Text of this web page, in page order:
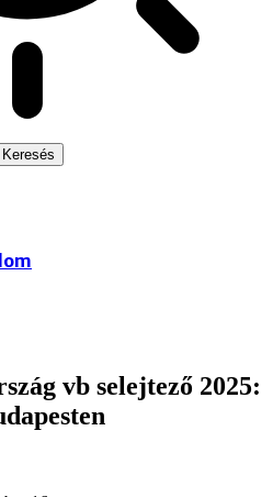
vb selejtező 2025: